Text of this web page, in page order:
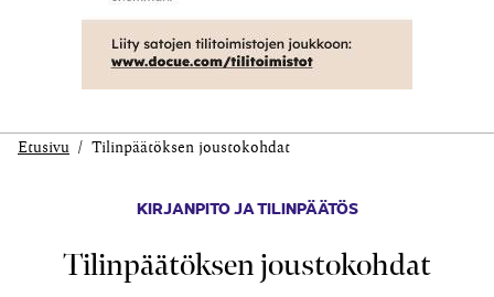
Etusivu Tilinpäätöksen joustokohdat
KIRJANPITO JA TILINPÄÄTÖS
Tilinpäätöksen joustokohdat